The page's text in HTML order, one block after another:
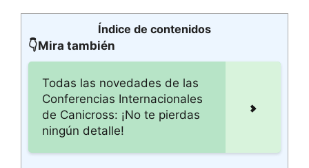
Índice de contenidos
👇Mira también
Todas las novedades de las
Conferencias Internacionales
de Canicross: ¡No te pierdas
ningún detalle!